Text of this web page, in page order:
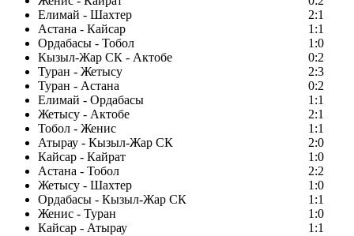
Елимай - Шахтер
2:1
Астана - Кайсар
1:1
Ордабасы - Тобол
1:0
Кызыл-Жар СК - Актобе
0:2
Туран - Жетысу
2:3
Туран - Астана
0:2
Елимай - Ордабасы
1:1
Жетысу - Актобе
2:1
Тобол - Женис
1:1
Атырау - Кызыл-Жар СК
2:0
Кайсар - Кайрат
1:0
Астана - Тобол
2:2
Жетысу - Шахтер
1:0
Ордабасы - Кызыл-Жар СК
1:1
Женис - Туран
1:0
Кайсар - Атырау
1:1